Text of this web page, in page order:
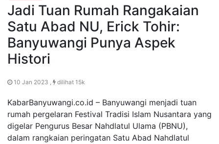
Jadi Tuan Rumah Rangakaian
Satu Abad NU, Erick Tohir:
Banyuwangi Punya Aspek
Histori
10 Jan 2023 , dilihat 15k
KabarBanyuwangi.co.id – Banyuwangi menjadi tuan
rumah pergelaran Festival Tradisi Islam Nusantara yang
digelar Pengurus Besar Nahdlatul Ulama (PBNU),
dalam rangkaian peringatan Satu Abad Nahdlatul